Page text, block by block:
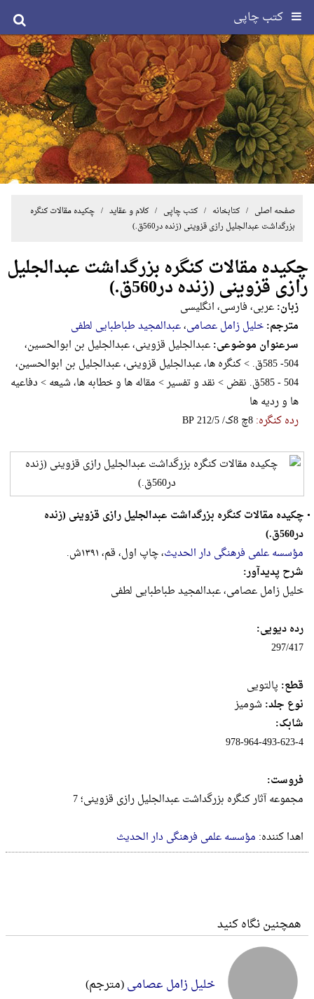
کتب چاپی
صفحه اصلی / کتابخانه /کتب چاپی /کلام و عقاید / چکیده مقالات کنگره
بزرگداشت عبدالجلیل رازی قزوینی (زنده در560ق.)
چکیده مقالات کنگره بزرگداشت عبدالجلیل
رازی قزوینی (زنده در560ق.)
زبان:عربی، فارسی، انگلیسی
مترجم:خلیل زامل عصامی،عبدالمجید طباطبایی لطفی
سرعنوان موضوعی:عبدالجلیل قزوینی، عبدالجلیل بن ابوالحسین،
504- 585ق. > کنگره ها، عبدالجلیل قزوینی، عبدالجلیل بن ابوالحسین،
504 - 585ق‌. نقض > نقد و تفسیر > مقاله ها و خطابه ها، شیعه > دفاعیه
ها و ردیه ها
رده کنگره:‎B‎P‎ ‎2‎1‎2‎/‎5‎ ‎/‎ک‎8‎ ‎چ‎8
•چکیده مقالات کنگره بزرگداشت عبدالجلیل رازی قزوینی (زنده
در560ق.)
مؤسسه علمی فرهنگی دار الحدیث، چاپ اول، قم، ۱۳۹۱ش.
شرح پدیدآور:
خلیل زامل عصامی، عبدالمجید طباطبایی لطفی
رده دیویی:
297/417
قطع: پالتويى
نوع جلد: شومیز
شابک:
978-964-493-623-4
فروست:
مجموعه آثار کنگره بزرگداشت عبدالجلیل رازی قزوینی؛ 7
اهدا کننده: مؤسسه علمی فرهنگی دار الحدیث
همچنین نگاه کنید
خلیل زامل عصامی(مترجم)